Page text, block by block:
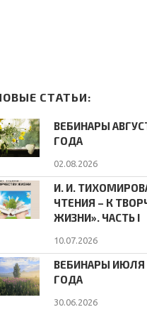
СТАТЬИ:
ВЕБИНАРЫ
ГОДА
02.08.2026
И. И.
ЧТЕНИЯ – К
ЖИЗНИ». ЧАСТЬ I
10.07.2026
ВЕБИНАРЫ ИЮЛЯ
ГОДА
30.06.2026